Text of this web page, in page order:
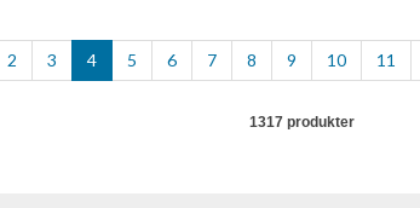
2 3 4 5 6 7 8 9 10 11
1317 produkter